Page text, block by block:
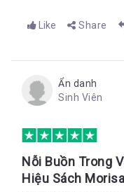
Like Share
Ẩn danh
Sinh Viên
Nỗi Buồn Trong
Hiệu Sách